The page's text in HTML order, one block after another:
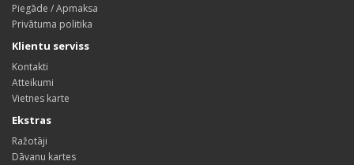
Piegāde / Apmaksa
Privātuma politika
Klientu serviss
Kontakti
Atteikumi
Vietnes karte
Ekstras
Ražotāji
Dāvanu kartes